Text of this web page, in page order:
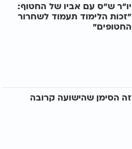
יו"ר ש"ס עם אביו של החטוף:
"זכות הלימוד תעמוד לשחרור
החטופים"
זה הסימן שהישועה קרובה